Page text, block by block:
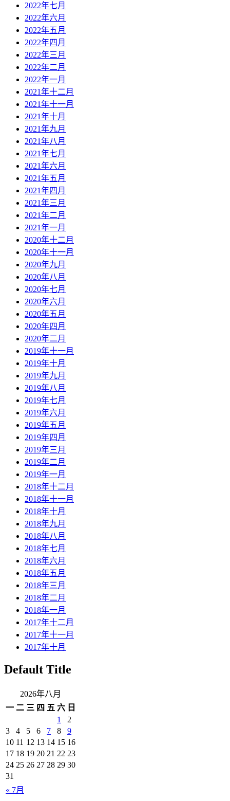
2022年七月
2022年六月
2022年五月
2022年四月
2022年三月
2022年二月
2022年一月
2021年十二月
2021年十一月
2021年十月
2021年九月
2021年八月
2021年七月
2021年六月
2021年五月
2021年四月
2021年三月
2021年二月
2021年一月
2020年十二月
2020年十一月
2020年九月
2020年八月
2020年七月
2020年六月
2020年五月
2020年四月
2020年二月
2019年十一月
2019年十月
2019年九月
2019年八月
2019年七月
2019年六月
2019年五月
2019年四月
2019年三月
2019年二月
2019年一月
2018年十二月
2018年十一月
2018年十月
2018年九月
2018年八月
2018年七月
2018年六月
2018年五月
2018年三月
2018年二月
2018年一月
2017年十二月
2017年十一月
2017年十月
Default Title
2026年八月
一 二 三 四 五 六 日
« 7月
1
2
3
4 5 6 7 8
9
10 11 12 13 14 15 16
17 18 19 20 21 22 23
24 25 26 27 28 29 30
31